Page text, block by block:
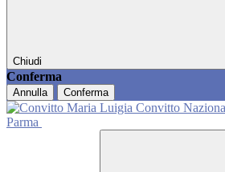
Chiudi
Conferma
Annulla Conferma
Convitto
Parma